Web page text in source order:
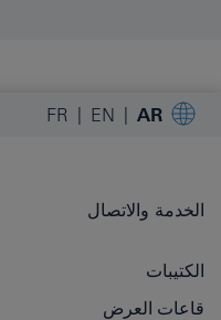
AR
EN
FR
الخدمة والاتصال
الكتيبات
قاعات العرض